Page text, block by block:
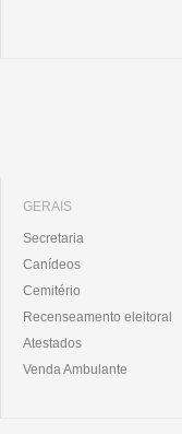
GERAIS
Secretaria
Canídeos
Cemitério
Recenseamento eleitoral
Atestados
Venda Ambulante